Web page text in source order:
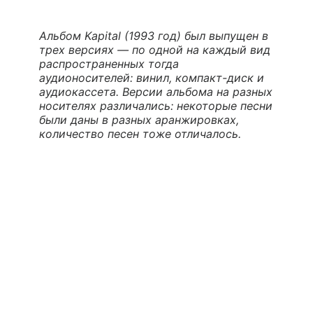
Альбом Kapital (1993 год) был выпущен в
трех версиях — по одной на каждый вид
распространенных тогда
аудионосителей: винил, компакт-диск и
аудиокассета. Версии альбома на разных
носителях различались: некоторые песни
были даны в разных аранжировках,
количество песен тоже отличалось.